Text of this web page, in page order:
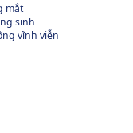
mắt
sinh
vĩnh viễn